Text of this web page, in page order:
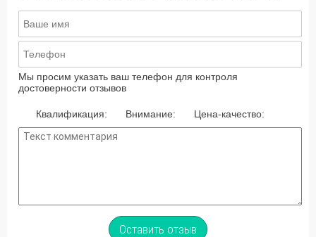
Мы просим указать ваш телефон для контроля
достоверности отзывов
Квалификация: Внимание: Цена-качество:
Оставить отзыв